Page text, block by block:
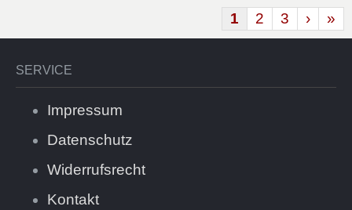
1 2 3 › »
SERVICE
Impressum
Datenschutz
Widerrufsrecht
Kontakt